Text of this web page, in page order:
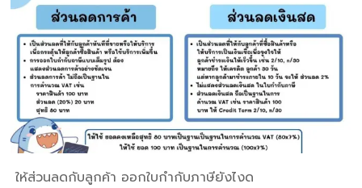
ให้ส่วนลดกับลูกค้า ออกใบกำกับภาษียังไงด